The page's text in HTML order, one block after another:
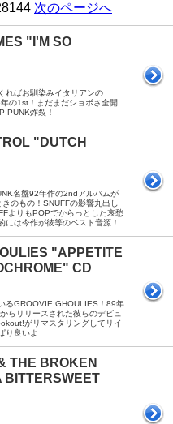
次のページへ
"I'M SO
ればお馴染みイタリアンの
の1st！まだまだショボさ全開
PUNK炸裂！
"DUTCH
名盤92年作の2ndアルバムが
のもの！SNUFFの影響丸出し
よりもPOPでからっとした哀愁
には今作が彼等のベスト音源！
"APPETITE
CD
るGROOVIE GHOULIES！89年
らリリースされた彼らのデビュ
がリマスタリングしてリイ
り良いよ
THE BROKEN
BITTERSWEET